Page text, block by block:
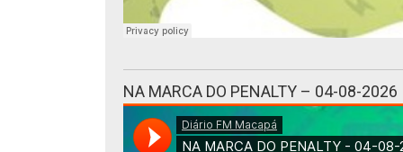
NA MARCA DO PENALTY – 04-08-2026